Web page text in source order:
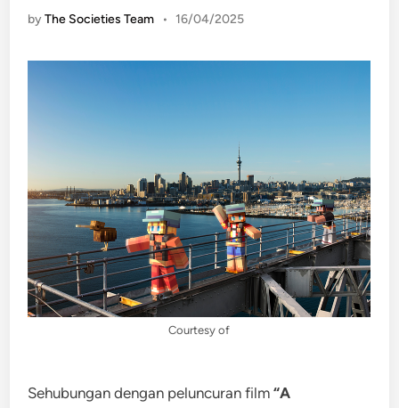
byThe Societies Team • 16/04/2025
Courtesy of
Sehubungan dengan peluncuran film“A